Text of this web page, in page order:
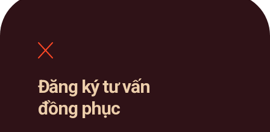
Đăng ký tư vấn
đồng phục